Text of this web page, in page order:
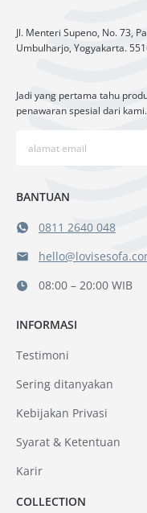
Jl. Menteri Supeno, No. 73,
Umbulharjo, Yogyakarta.
Jadi yang pertama tahu
penawaran spesial dari kami.
BANTUAN
0811 2640 048
08:00 – 20:00 WIB
INFORMASI
Testimoni
Sering ditanyakan
Kebijakan Privasi
Syarat & Ketentuan
Karir
COLLECTION